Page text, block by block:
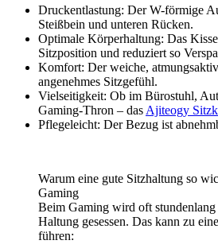
Druckentlastung: Der W-förmige
Steißbein und unteren Rücken.
Optimale Körperhaltung: Das
Sitzposition und reduziert so
Komfort: Der weiche,
angenehmes Sitzgefühl.
Vielseitigkeit: Ob im Bürostuhl,
Gaming-Thron – das Ajiteogy
Pflegeleicht: Der Bezug ist
Warum eine gute Sitzhaltung so
Gaming
Beim Gaming wird oft stundenlang
Haltung gesessen. Das kann zu
führen: